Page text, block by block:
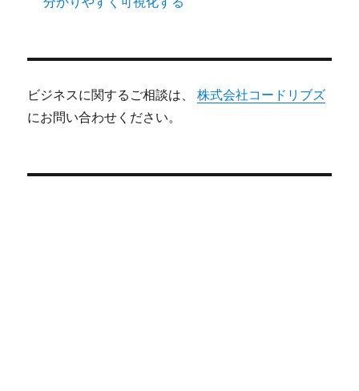
ビジネスに関するご相談は、株式会社コードリブズ
にお問い合わせください。